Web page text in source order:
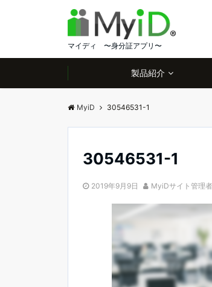
マイディ 〜身分証アプリ〜
製品紹介
MyiD 30546531-1
30546531-1
2019年9月9日 MyiDサイト管理者